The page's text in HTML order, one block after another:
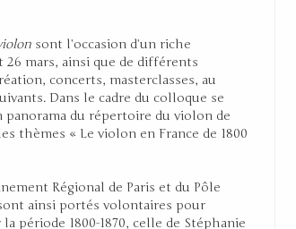
sont l’occasion d’un riche
26 mars, ainsi que de différents
concerts, masterclasses, au
Dans le cadre du colloque se
du répertoire du violon de
thèmes « Le violon en France de 1800
Régional de Paris et du Pôle
ainsi portés volontaires pour
période 1800-1870, celle de Stéphanie